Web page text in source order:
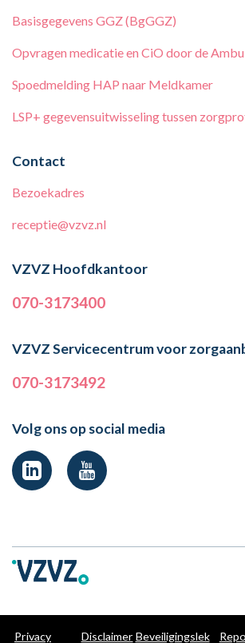
Basisgegevens GGZ (BgGGZ)
Opvragen medicatie en CiO door de
Spoedmelding HAP naar Meldkamer
LSP+ gegevensuitwisseling tussen
Contact
Bezoekadres
receptie@vzvz.nl
VZVZ Hoofdkantoor
070-3173400
VZVZ Servicecentrum voor
070-3173492
Volg ons op social media
Privacy Disclaimer Beveiligingslek